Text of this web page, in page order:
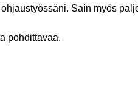
Sain myös
pohdittavaa.